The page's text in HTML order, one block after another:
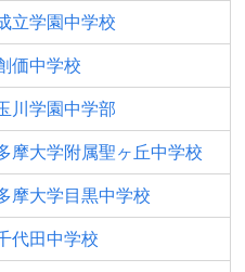
立学園中学校
価中学校
川学園中学部
摩大学附属聖ヶ丘中学校
摩大学目黒中学校
代田中学校